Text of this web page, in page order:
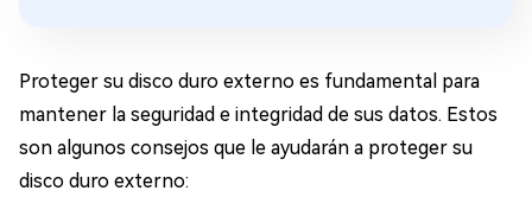
Proteger su disco duro externo es fundamental para
mantener la seguridad e integridad de sus datos. Estos
son algunos consejos que le ayudarán a proteger su
disco duro externo: